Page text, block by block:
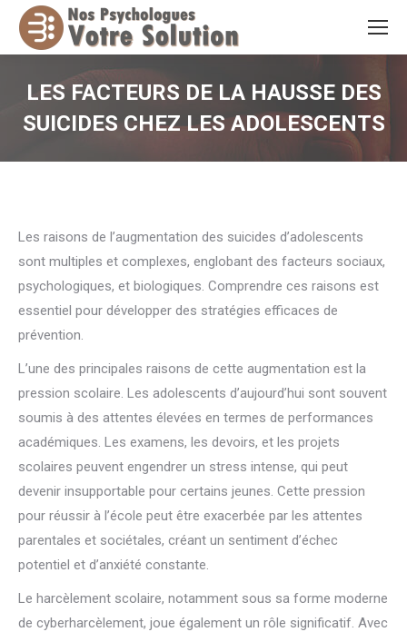
LES FACTEURS DE LA HAUSSE DES
SUICIDES CHEZ LES ADOLESCENTS
Les raisons de l’augmentation des suicides d’adolescents
sont multiples et complexes, englobant des facteurs sociaux,
psychologiques, et biologiques. Comprendre ces raisons est
essentiel pour développer des stratégies efficaces de
prévention.
L’une des principales raisons de cette augmentation est la
pression scolaire. Les adolescents d’aujourd’hui sont souvent
soumis à des attentes élevées en termes de performances
académiques. Les examens, les devoirs, et les projets
scolaires peuvent engendrer un stress intense, qui peut
devenir insupportable pour certains jeunes. Cette pression
pour réussir à l’école peut être exacerbée par les attentes
parentales et sociétales, créant un sentiment d’échec
potentiel et d’anxiété constante.
Le harcèlement scolaire, notamment sous sa forme moderne
de cyberharcèlement, joue également un rôle significatif. Avec